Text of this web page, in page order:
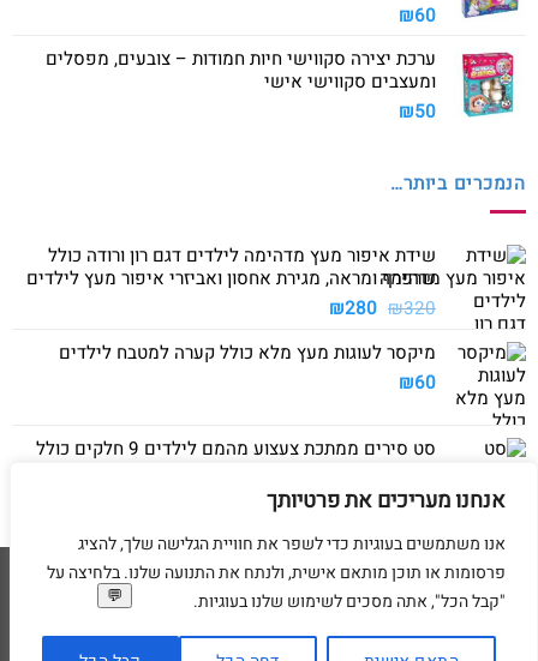
אנחנו מעריכים את פרטיותך
אנו משתמשים בעוגיות כדי לשפר את חוויית הגלישה שלך, להציג
פרסומות או תוכן מותאם אישית, ולנתח את התנועה שלנו. בלחיצה על
"קבל הכל", אתה מסכים לשימוש שלנו בעוגיות.
₪60
ערכת יצירה סקווישי חיות חמודות – צובעים, מפסלים
ומעצבים סקווישי אישי
₪50
הנמכרים ביותר…
שידת איפור מעץ מדהימה לילדים דגם רון ורודה כולל
שרפרף ומראה, מגירת אחסון ואביזרי איפור מעץ לילדים
₪320
המחיר
היה:
₪280 המחיר
הוא:
מיקסר לעוגות מעץ מלא כולל קערה למטבח לילדים
₪60
סט סירים ממתכת צעצוע מהמם לילדים 9 חלקים כולל
₪40
Visa
MasterCard
American
Express
Visa
דף הבית מדיניות משלוחים מדיניות החזרת מוצרים תקנון מדיניות פרטיות
בקשת מחיקת פרטים אישיים